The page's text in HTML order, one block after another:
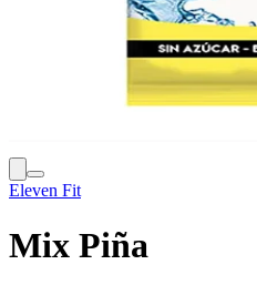
Eleven Fit
Mix Piña